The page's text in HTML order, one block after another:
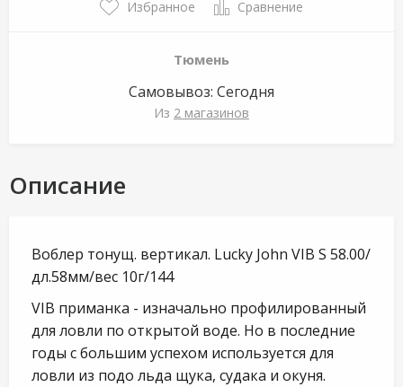
Избранное Сравнение
Тюмень
Самовывоз: Сегодня
Из 2 магазинов
Описание
Воблер тонущ. вертикал. Lucky John VIB S 58.00/
дл.58мм/вес 10г/144
VIB приманка - изначально профилированный
для ловли по открытой воде. Но в последние
годы с большим успехом используется для
ловли из подо льда щука, судака и окуня.